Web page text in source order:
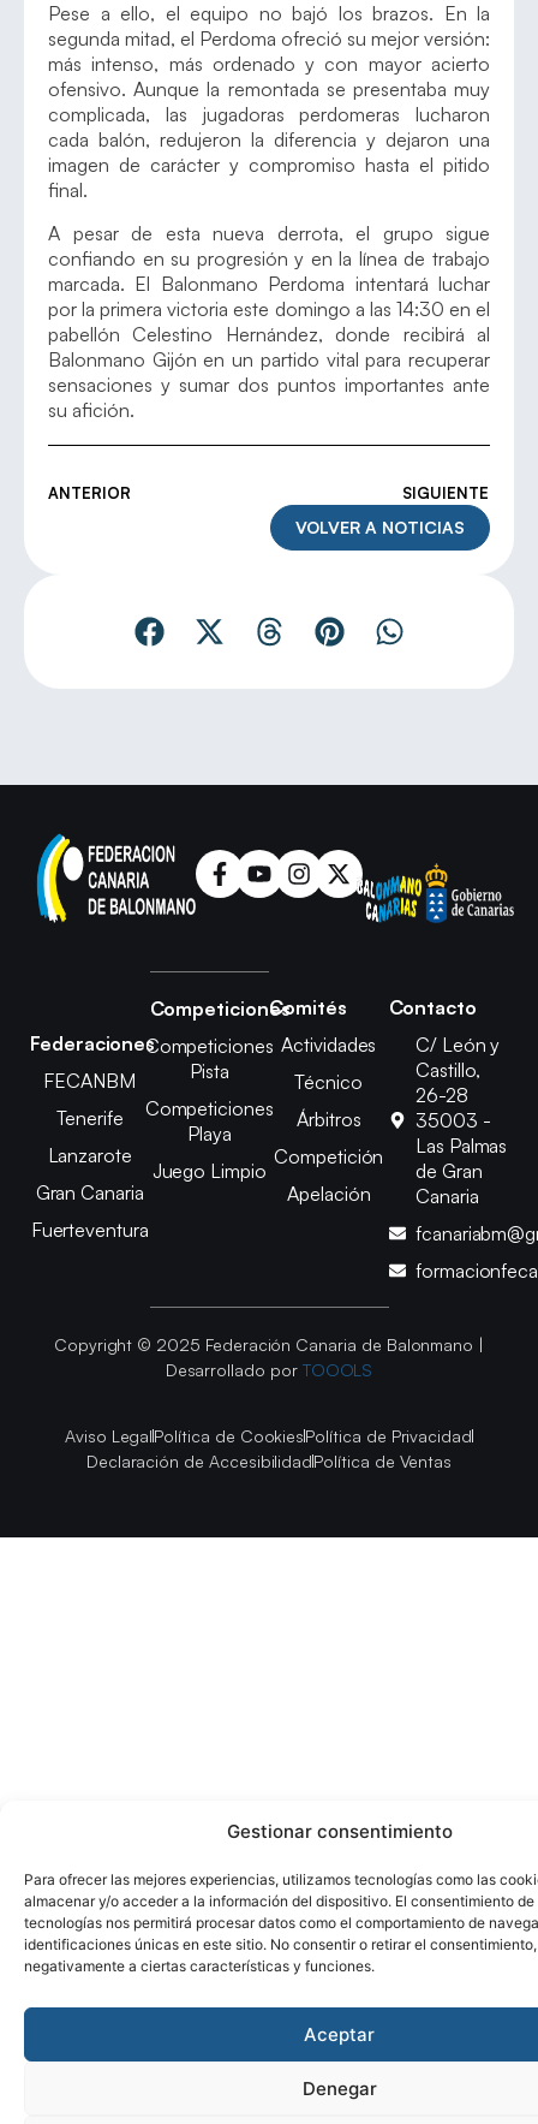
Gestionar consentimiento
Para ofrecer las mejores experiencias, utilizamos tecnologías como las
almacenar y/o acceder a la información del dispositivo. El consentimiento de
tecnologías nos permitirá procesar datos como el comportamiento de
identificaciones únicas en este sitio. No consentir o retirar el
negativamente a ciertas características y funciones.
Aceptar
Denegar
Pese a ello, el equipo no bajó los brazos. En la
segunda mitad, el Perdoma ofreció su mejor versión:
más intenso, más ordenado y con mayor acierto
ofensivo. Aunque la remontada se presentaba muy
complicada, las jugadoras perdomeras lucharon
cada balón, redujeron la diferencia y dejaron una
imagen de carácter y compromiso hasta el pitido
final.
A pesar de esta nueva derrota, el grupo sigue
confiando en su progresión y en la línea de trabajo
marcada. El Balonmano Perdoma intentará luchar
por la primera victoria este domingo a las 14:30 en el
pabellón Celestino Hernández, donde recibirá al
Balonmano Gijón en un partido vital para recuperar
sensaciones y sumar dos puntos importantes ante
su afición.
ANTERIOR SIGUIENTE
VOLVER A NOTICIAS
Federaciones
FECANBM
Tenerife
Lanzarote
Gran Canaria
Fuerteventura
Competiciones
Competiciones
Pista
Competiciones
Playa
Juego Limpio
Comités
Actividades
Técnico
Árbitros
Competición
Apelación
Contacto
C/ León y
Castillo,
26-28
35003 -
Las Palmas
de Gran
Canaria
Copyright © 2025 Federación Canaria de Balonmano |
Desarrollado por TOOOLS
Aviso LegalPolítica de CookiesPolítica de Privacidad
Declaración de AccesibilidadPolítica de Ventas